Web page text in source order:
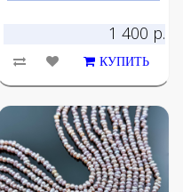
1 400 р.
КУПИТЬ